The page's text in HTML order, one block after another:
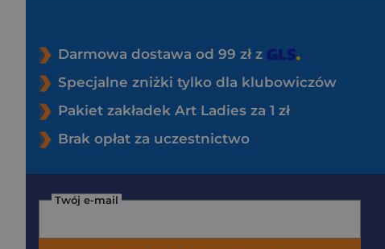
Darmowa dostawa od 99 zł z
Specjalne zniżki tylko dla klubowiczów
Pakiet zakładek Art Ladies za 1 zł
Brak opłat za uczestnictwo
Twój e-mail